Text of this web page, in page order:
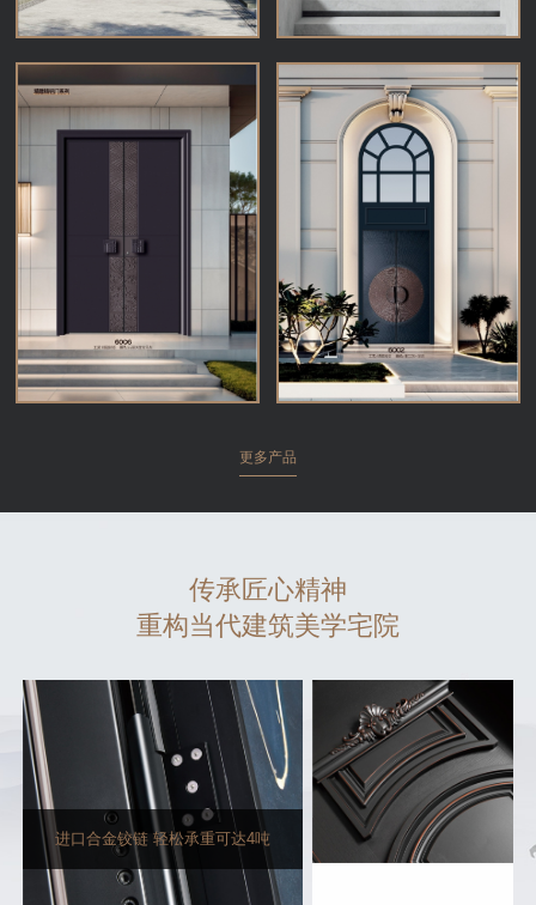
更多产品
传承匠心精神
重构当代建筑美学宅院
进口合金铰链 轻松承重可达4吨